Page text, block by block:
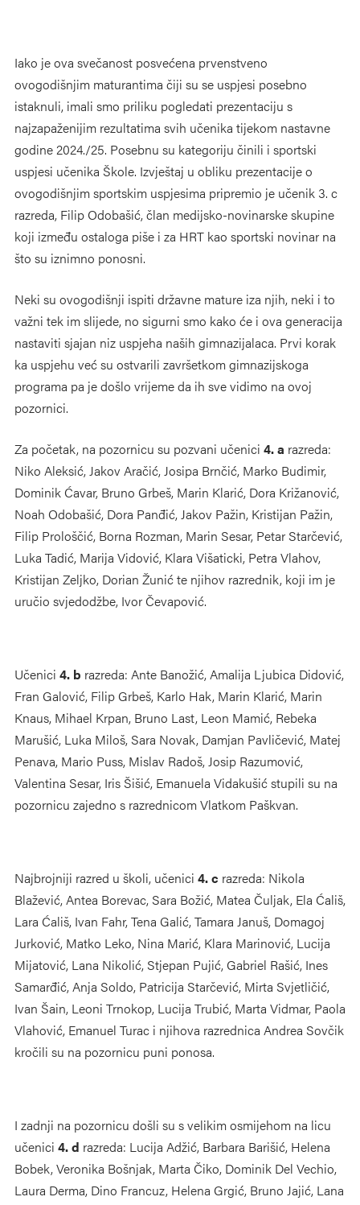
Iako je ova svečanost posvećena prvenstveno
ovogodišnjim maturantima čiji su se uspjesi posebno
istaknuli, imali smo priliku pogledati prezentaciju s
najzapaženijim rezultatima svih učenika tijekom nastavne
godine 2024./25. Posebnu su kategoriju činili i sportski
uspjesi učenika Škole. Izvještaj u obliku prezentacije o
ovogodišnjim sportskim uspjesima pripremio je učenik 3. c
razreda, Filip Odobašić, član medijsko-novinarske skupine
koji između ostaloga piše i za HRT kao sportski novinar na
što su iznimno ponosni.
Neki su ovogodišnji ispiti državne mature iza njih, neki i to
važni tek im slijede, no sigurni smo kako će i ova generacija
nastaviti sjajan niz uspjeha naših gimnazijalaca. Prvi korak
ka uspjehu već su ostvarili završetkom gimnazijskoga
programa pa je došlo vrijeme da ih sve vidimo na ovoj
pozornici.
Za početak, na pozornicu su pozvani učenici 4. a razreda:
Niko Aleksić, Jakov Aračić, Josipa Brnčić, Marko Budimir,
Dominik Ćavar, Bruno Grbeš, Marin Klarić, Dora Križanović,
Noah Odobašić, Dora Panđić, Jakov Pažin, Kristijan Pažin,
Filip Prološčić, Borna Rozman, Marin Sesar, Petar Starčević,
Luka Tadić, Marija Vidović, Klara Višaticki, Petra Vlahov,
Kristijan Zeljko, Dorian Žunić te njihov razrednik, koji im je
uručio svjedodžbe, Ivor Čevapović.
Učenici 4. b razreda: Ante Banožić, Amalija Ljubica Didović,
Fran Galović, Filip Grbeš, Karlo Hak, Marin Klarić, Marin
Knaus, Mihael Krpan, Bruno Last, Leon Mamić, Rebeka
Marušić, Luka Miloš, Sara Novak, Damjan Pavličević, Matej
Penava, Mario Puss, Mislav Radoš, Josip Razumović,
Valentina Sesar, Iris Šišić, Emanuela Vidakušić stupili su na
pozornicu zajedno s razrednicom Vlatkom Paškvan.
Najbrojniji razred u školi, učenici 4. c razreda: Nikola
Blažević, Antea Borevac, Sara Božić, Matea Čuljak, Ela Ćališ,
Lara Ćališ, Ivan Fahr, Tena Galić, Tamara Januš, Domagoj
Jurković, Matko Leko, Nina Marić, Klara Marinović, Lucija
Mijatović, Lana Nikolić, Stjepan Pujić, Gabriel Rašić, Ines
Samarđić, Anja Soldo, Patricija Starčević, Mirta Svjetličić,
Ivan Šain, Leoni Trnokop, Lucija Trubić, Marta Vidmar, Paola
Vlahović, Emanuel Turac i njihova razrednica Andrea Sovčik
kročili su na pozornicu puni ponosa.
I zadnji na pozornicu došli su s velikim osmijehom na licu
učenici 4. d razreda: Lucija Adžić, Barbara Barišić, Helena
Bobek, Veronika Bošnjak, Marta Čiko, Dominik Del Vechio,
Laura Derma, Dino Francuz, Helena Grgić, Bruno Jajić, Lana